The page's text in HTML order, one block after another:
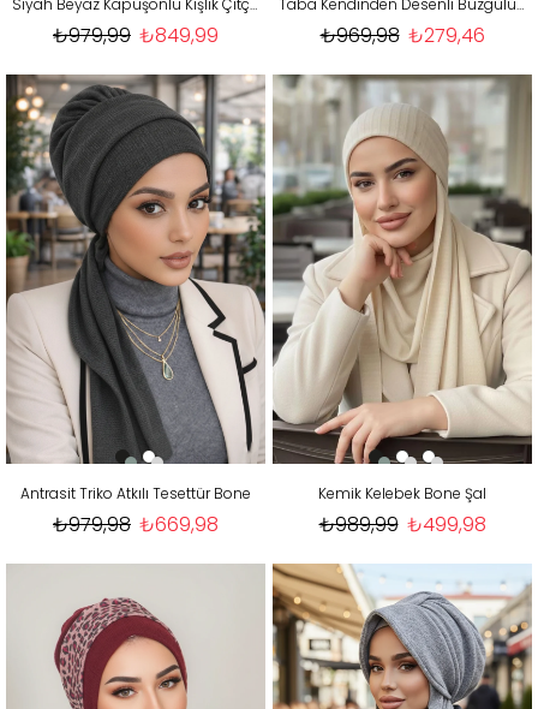
Siyah Beyaz Kapüşonlu Kışlık Çıtçıtlı Şal
₺849,99
₺979,99
Taba Kendinden Desenli Büzgülü Bone
₺279,46
₺969,98
Antrasit Triko Atkılı Tesettür Bone
₺669,98
₺979,98
Kemik Kelebek Bone Şal
₺499,98
₺989,99